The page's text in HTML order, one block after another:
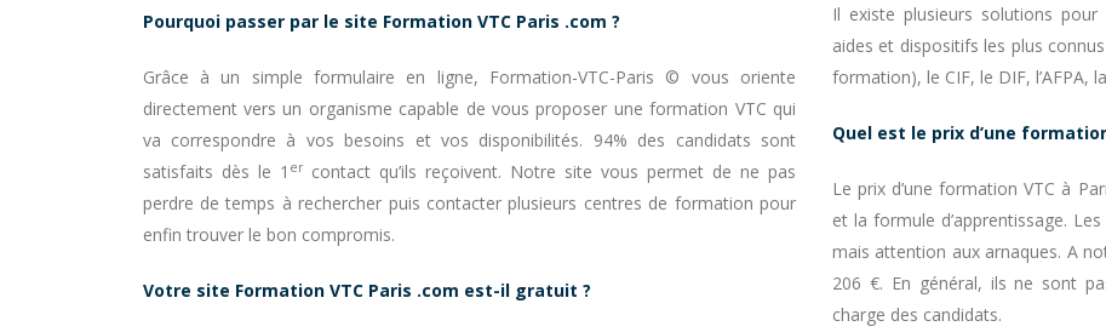
Pourquoi passer par le site Formation VTC Paris .com ?
Grâce à un simple formulaire en ligne, Formation-VTC-Paris © vous oriente
directement vers un organisme capable de vous proposer une formation VTC qui
va correspondre à vos besoins et vos disponibilités. 94% des candidats sont
satisfaits dès le 1 ercontact qu’ils reçoivent. Notre site vous permet de ne pas
perdre de temps à rechercher puis contacter plusieurs centres de formation pour
enfin trouver le bon compromis.
Votre site Formation VTC Paris .com est-il gratuit ?
Il existe plusieurs solutions
aides et dispositifs les plus
formation), le CIF, le DIF, l’AFPA,
Quel est le prix d’une
Le prix d’une formation VTC à
et la formule d’apprentissage.
mais attention aux arnaques. A
206 €. En général, ils ne sont
charge des candidats.